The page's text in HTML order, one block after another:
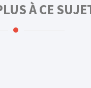
À CE